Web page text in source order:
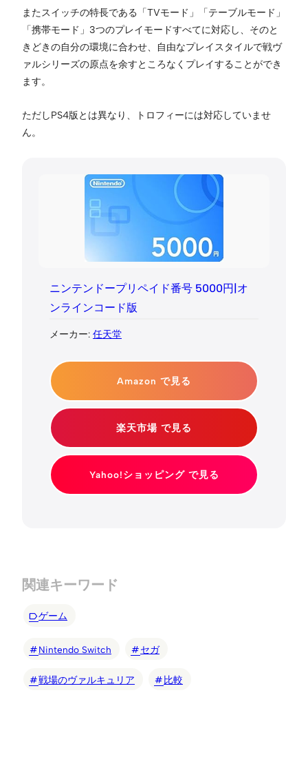
またスイッチの特長である「TVモード」「テーブルモード」
「携帯モード」3つのプレイモードすべてに対応し、そのと
きどきの自分の環境に合わせ、自由なプレイスタイルで戦ヴ
ァルシリーズの原点を余すところなくプレイすることができ
ます。
ただしPS4版とは異なり、トロフィーには対応していませ
ん。
ニンテンドープリペイド番号 5000円|オ
ンラインコード版
メーカー: 任天堂
Amazon で見る
楽天市場 で見る
Yahoo!ショッピング で見る
関連キーワード
ゲーム
Nintendo Switch セガ
戦場のヴァルキュリア 比較